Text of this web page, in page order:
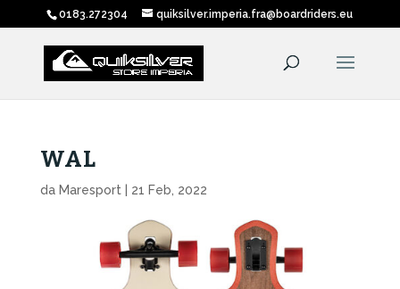
0183.272304 quiksilver.imperia.fra@boardriders.eu
WAL
da Maresport 21 Feb, 2022